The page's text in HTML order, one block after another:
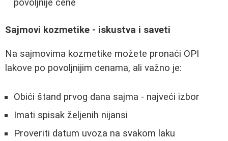
povoljnije cene
Sajmovi kozmetike - iskustva i saveti
Na sajmovima kozmetike možete pronaći OPI
lakove po povoljnijim cenama, ali važno je:
Obići štand prvog dana sajma - najveći izbor
Imati spisak željenih nijansi
Proveriti datum uvoza na svakom laku